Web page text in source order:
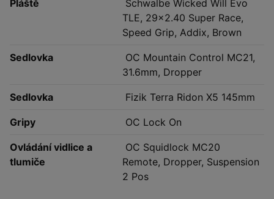
Pláště
Schwalbe Wicked Will Evo
TLE, 29x2.40 Super Race,
Speed Grip, Addix, Brown
Sedlovka
OC Mountain Control MC21,
31.6mm, Dropper
Sedlovka Fizik Terra Ridon X5 145mm
Gripy OC Lock On
Ovládání vidlice a
tlumiče
OC Squidlock MC20
Remote, Dropper, Suspension
2 Pos